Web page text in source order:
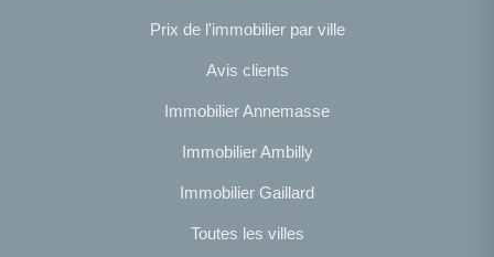
Prix de l'immobilier par ville
Avis clients
Immobilier Annemasse
Immobilier Ambilly
Immobilier Gaillard
Toutes les villes